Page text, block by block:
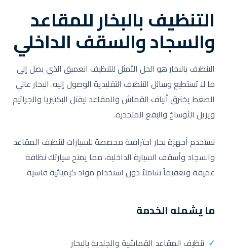
التنظيف بالبخار للمقاعد
والسجاد والسقف الداخلي
التنظيف بالبخار هو الحل الأمثل للتنظيف العميق الذي يصل إلى
ما لا تستطيع وسائل التنظيف التقليدية الوصول إليه. البخار عالي
الضغط يخترق ألياف القماش والمقاعد ليقتل البكتيريا والجراثيم
ويزيل الأوساخ والبقع المتجذرة.
نستخدم أجهزة بخار احترافية مخصصة للسيارات لتنظيف المقاعد
والسجاد وأسقف السيارة الداخلية، مما يمنح سيارتك نظافة
عميقة وتعقيماً شاملاً دون استخدام مواد كيميائية قاسية.
ما يشمله الخدمة
تنظيف المقاعد القماشية والجلدية بالبخار